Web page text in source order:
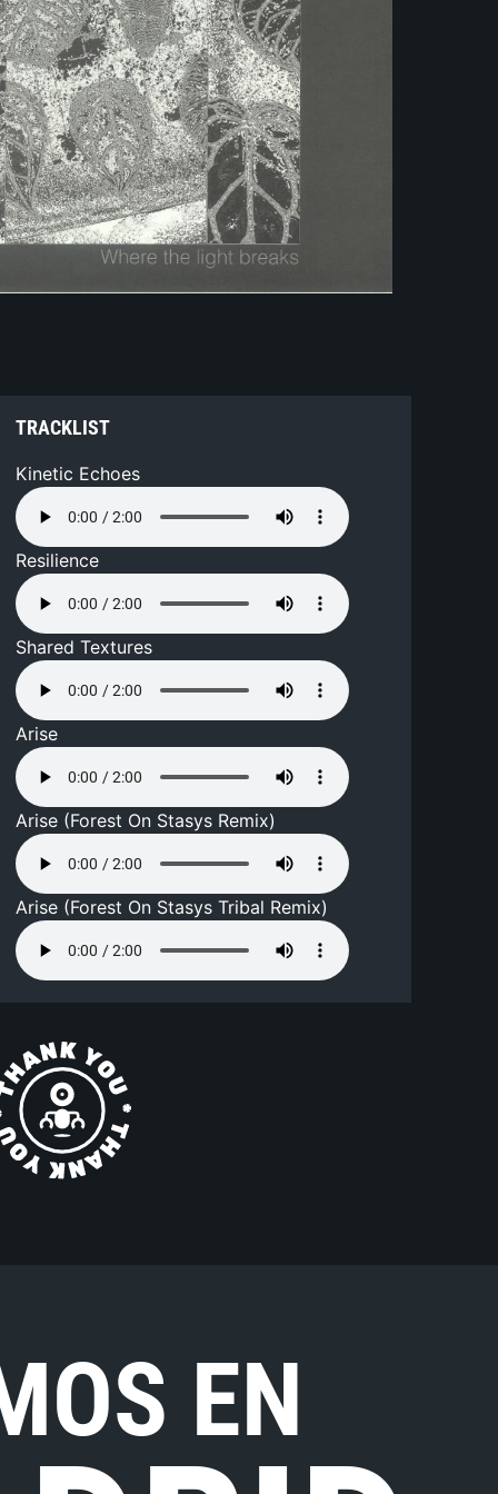
TRACKLIST
Kinetic Echoes
Resilience
Shared Textures
Arise
Arise (Forest On Stasys Remix)
Arise (Forest On Stasys Tribal Remix)
EN